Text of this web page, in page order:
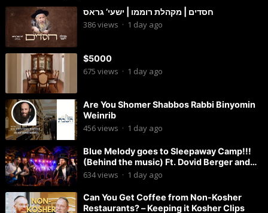
חסדים | מקהלת רוממו | ישעי’ גראס
386views · 1 day ago
$5000
675 views · 1 day ago
Are You Shomer Shabbos Rabbi Binyomin
Weinrib
456views · 1 day ago
Blue Melody goes to Sleepaway Camp!!!
(Behind the music) Ft. Dovid Berger and
Chaim Brown
634views · 1 day ago
Can You Get Coffee from Non-Kosher
Restaurants? – Keeping it Kosher Clips